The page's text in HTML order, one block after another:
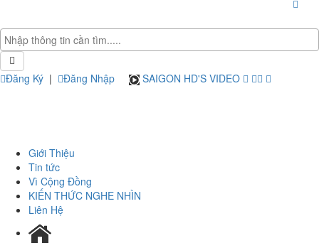
Đăng Ký | Đăng Nhập SAIGON HD'S VIDEO
Giới Thiệu
Tin tức
Vì Cộng Đồng
KIẾN THỨC NGHE NHÌN
Liên Hệ